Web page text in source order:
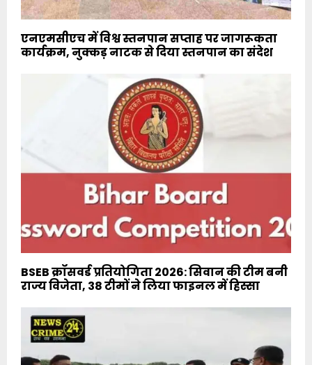
एनएमसीएच में विश्व स्तनपान सप्ताह पर जागरूकता
कार्यक्रम, नुक्कड़ नाटक से दिया स्तनपान का संदेश
BSEB क्रॉसवर्ड प्रतियोगिता 2026: सिवान की टीम बनी
राज्य विजेता, 38 टीमों ने लिया फाइनल में हिस्सा